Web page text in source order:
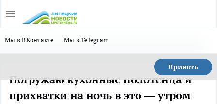
Мы в ВКонтакте Мы в Telegram
Принять
Погружаю кухонные полотенца и
прихватки на ночь в это — утром